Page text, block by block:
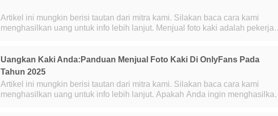
Artikel ini mungkin berisi tautan dari mitra kami. Silakan baca cara kami
menghasilkan uang untuk info lebih lanjut. Menjual foto kaki adalah pekerjaan
Uangkan Kaki Anda:Panduan Menjual Foto Kaki Di OnlyFans Pada
Tahun 2025
Artikel ini mungkin berisi tautan dari mitra kami. Silakan baca cara kami
menghasilkan uang untuk info lebih lanjut. Apakah Anda ingin menghasilkan